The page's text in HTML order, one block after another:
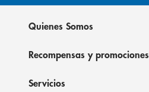
Quienes Somos
Recompensas y promociones
Servicios